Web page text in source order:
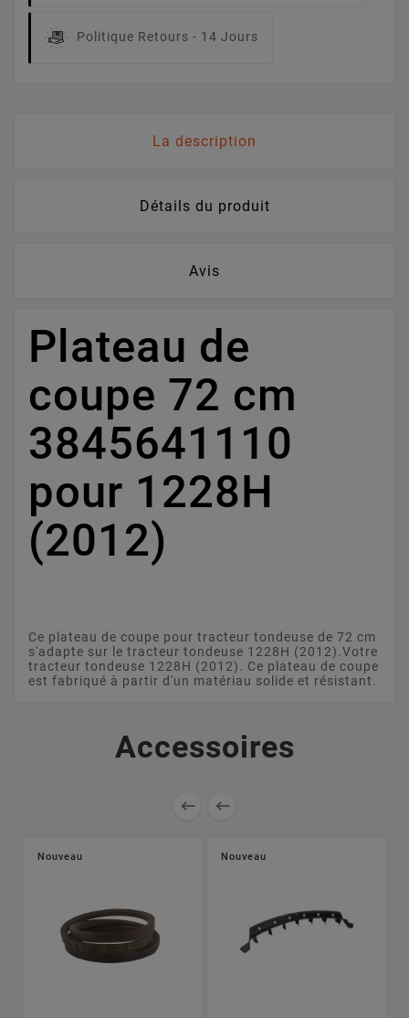
Politique Retours - 14 Jours
La description
Détails du produit
Avis
Plateau de
coupe 72 cm
3845641110
pour 1228H
(2012)
Ce plateau de coupe pour tracteur tondeuse de 72 cm
s'adapte sur le tracteur tondeuse 1228H (2012).Votre
tracteur tondeuse 1228H (2012). Ce plateau de coupe
est fabriqué à partir d'un matériau solide et résistant.
Accessoires
 
Nouveau Nouveau